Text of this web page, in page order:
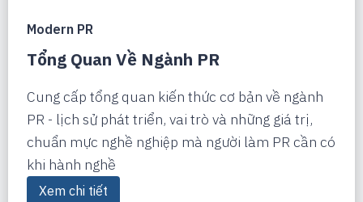
Modern PR
Tổng Quan Về Ngành PR
Cung cấp tổng quan kiến thức cơ bản về ngành
PR - lịch sử phát triển, vai trò và những giá trị,
chuẩn mực nghề nghiệp mà người làm PR cần có
khi hành nghề
Xem chi tiết